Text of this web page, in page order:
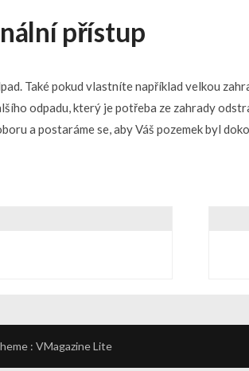
přístup
Také pokud vlastníte například velkou
odpadu, který je potřeba ze zahrady
a postaráme se, aby Váš pozemek byl
: VMagazine Lite